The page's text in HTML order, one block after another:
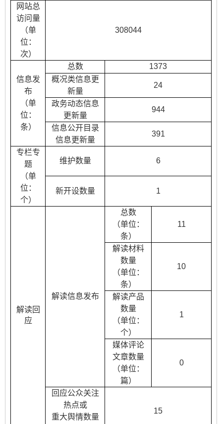
网站总
访问量
（单
位：
次）
308044
信息发
布
（单
位：
条）
总数
1373
概况类信息更
新量
24
政务动态信息
更新量
944
信息公开目录
信息更新量
391
专栏专
题
（单
位：
个）
维护数量 6
新开设数量 1
解读回
应
解读信息发布
总数
（单位：
条）
11
解读材料
数量
（单位：
条）
10
解读产品
数量
（单位：
个）
1
媒体评论
文章数量
（单位：
篇）
0
回应公众关注
热点或
重大舆情数量
15